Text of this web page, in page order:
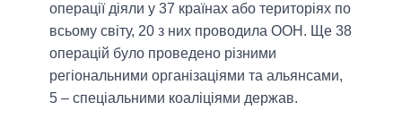
операції діяли у 37 країнах або територіях по
всьому світу, 20 з них проводила ООН. Ще 38
операцій було проведено різними
регіональними організаціями та альянсами,
5 – спеціальними коаліціями держав.